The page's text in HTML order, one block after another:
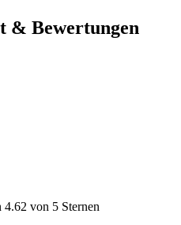
& Bewertungen
von 5 Sternen